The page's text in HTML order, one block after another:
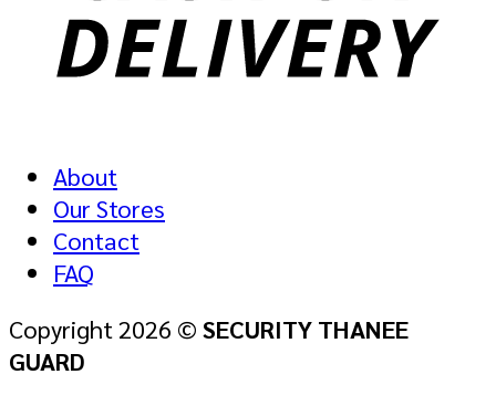
About
Our Stores
Contact
FAQ
Copyright 2026 © SECURITY THANEE
GUARD